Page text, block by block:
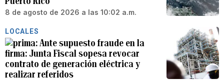
8 de agosto de 2026 a las 10:02 a.m.
LOCALES
Ante supuesto fraude en la
firma: Junta Fiscal sopesa revocar
contrato de generación eléctrica y
realizar referidos